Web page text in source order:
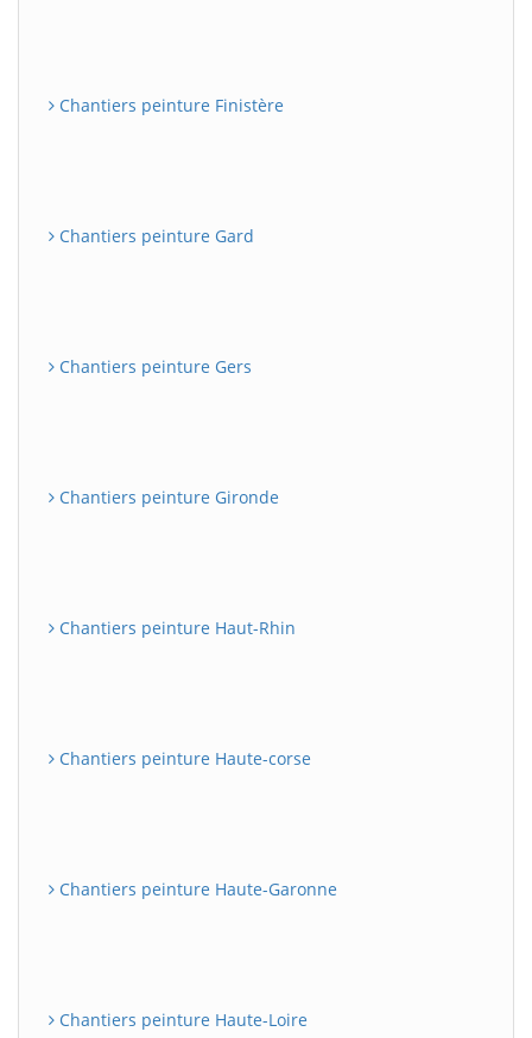
Chantiers peinture Finistère
Chantiers peinture Gard
Chantiers peinture Gers
Chantiers peinture Gironde
Chantiers peinture Haut-Rhin
Chantiers peinture Haute-corse
Chantiers peinture Haute-Garonne
Chantiers peinture Haute-Loire